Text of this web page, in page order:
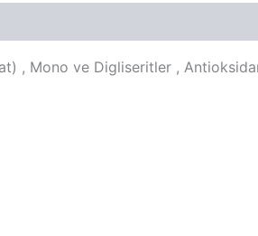
, Mono ve Digliseritler ,